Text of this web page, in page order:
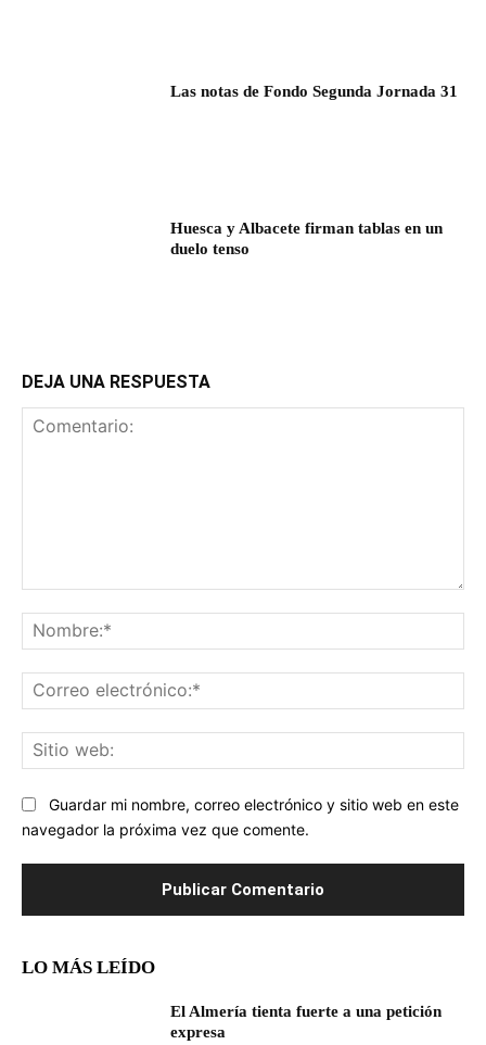
Las notas de Fondo Segunda Jornada 31
Huesca y Albacete firman tablas en un
duelo tenso
DEJA UNA RESPUESTA
Guardar mi nombre, correo electrónico y sitio web en este
navegador la próxima vez que comente.
LO MÁS LEÍDO
El Almería tienta fuerte a una petición
expresa